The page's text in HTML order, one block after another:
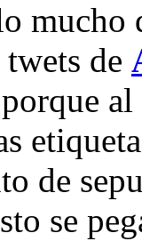
mucho
de
de
se